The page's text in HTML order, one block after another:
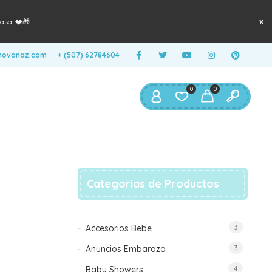
❤️🎁
+ (507) 62784604
0
0
Categorias de Productos
Accesorios Bebe 3
Anuncios Embarazo 3
Baby Showers 4